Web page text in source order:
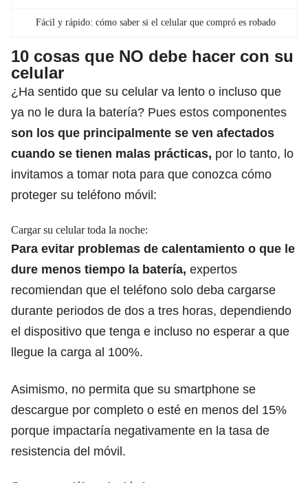
Fácil y rápido: cómo saber si el celular que compró es robado
10 cosas que NO debe hacer con su
celular
¿Ha sentido que su celular va lento o incluso que
ya no le dura la batería? Pues estos componentes
son los que principalmente se ven afectados
cuando se tienen malas prácticas, por lo tanto, lo
invitamos a tomar nota para que conozca cómo
proteger su teléfono móvil:
Cargar su celular toda la noche:
Para evitar problemas de calentamiento o que le
dure menos tiempo la batería, expertos
recomiendan que el teléfono solo deba cargarse
durante periodos de dos a tres horas, dependiendo
el dispositivo que tenga e incluso no esperar a que
llegue la carga al 100%.
Asimismo, no permita que su smartphone se
descargue por completo o esté en menos del 15%
porque impactaría negativamente en la tasa de
resistencia del móvil.